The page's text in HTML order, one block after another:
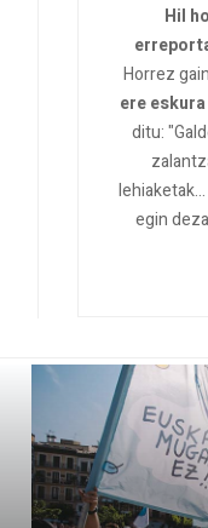
Hil
Horrez
ere
ditu:
egin